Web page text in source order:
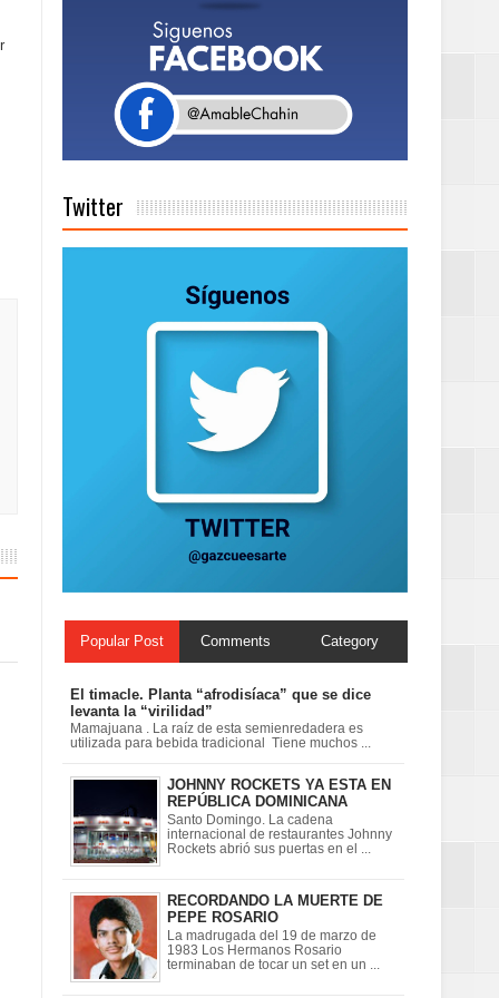
Capital”
de Gestión
días a
perspectiva
Twitter
Popular Post Comments Category
El timacle. Planta “afrodisíaca” que se dice
levanta la “virilidad”
Mamajuana . La raíz de esta semienredadera es
utilizada para bebida tradicional Tiene muchos ...
JOHNNY ROCKETS YA ESTA EN
REPÚBLICA DOMINICANA
Santo Domingo. La cadena
internacional de restaurantes Johnny
Rockets abrió sus puertas en el ...
RECORDANDO LA MUERTE DE
PEPE ROSARIO
La madrugada del 19 de marzo de
1983 Los Hermanos Rosario
terminaban de tocar un set en un ...